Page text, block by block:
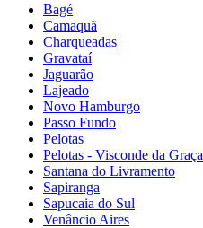
Bagé
Camaquã
Charqueadas
Gravataí
Jaguarão
Lajeado
Novo Hamburgo
Passo Fundo
Pelotas
Pelotas - Visconde da Graça
Santana do Livramento
Sapiranga
Sapucaia do Sul
Venâncio Aires